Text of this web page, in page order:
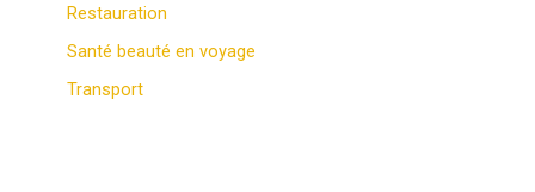
Restauration
Santé beauté en voyage
Transport